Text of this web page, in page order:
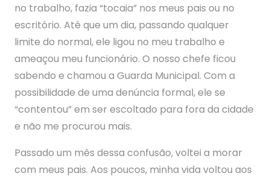
no trabalho, fazia “tocaia” nos meus pais ou no
escritório. Até que um dia, passando qualquer
limite do normal, ele ligou no meu trabalho e
ameaçou meu funcionário. O nosso chefe ficou
sabendo e chamou a Guarda Municipal. Com a
possibilidade de uma denúncia formal, ele se
“contentou” em ser escoltado para fora da cidade
e não me procurou mais.
Passado um mês dessa confusão, voltei a morar
com meus pais. Aos poucos, minha vida voltou aos